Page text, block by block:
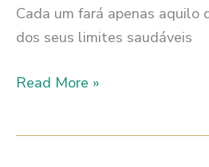
Cada um fará apenas aquilo
dos seus limites saudáveis
NÃO
Read More »